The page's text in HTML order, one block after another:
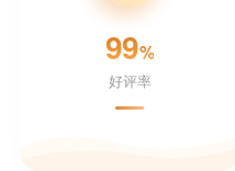
99%
好评率